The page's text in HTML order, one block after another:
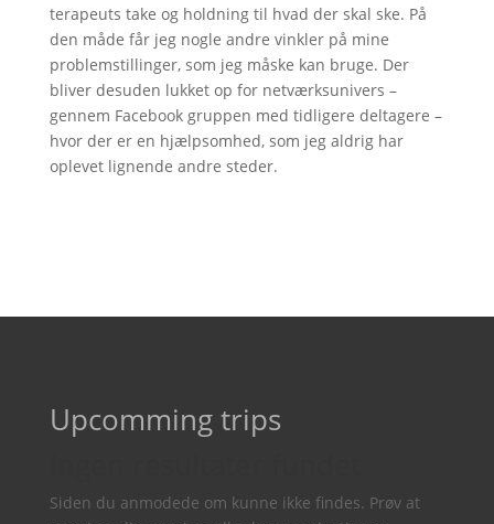
terapeuts take og holdning til hvad der skal ske. På
den måde får jeg nogle andre vinkler på mine
problemstillinger, som jeg måske kan bruge. Der
bliver desuden lukket op for netværksunivers –
gennem Facebook gruppen med tidligere deltagere –
hvor der er en hjælpsomhed, som jeg aldrig har
oplevet lignende andre steder.
Upcomming trips
Siden du anmodede om kunne ikke findes. Prøv at